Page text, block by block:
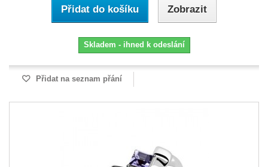
Přidat do košíku Zobrazit
Skladem - ihned k odeslání
Přidat na seznam přání